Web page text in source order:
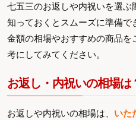
七五三のお返しや内祝いを選
知っておくとスムーズに準備
金額の相場やおすすめの商品
考にしてみてください。
お返し・内祝いの相場は
お返しや内祝いの相場は、 いた